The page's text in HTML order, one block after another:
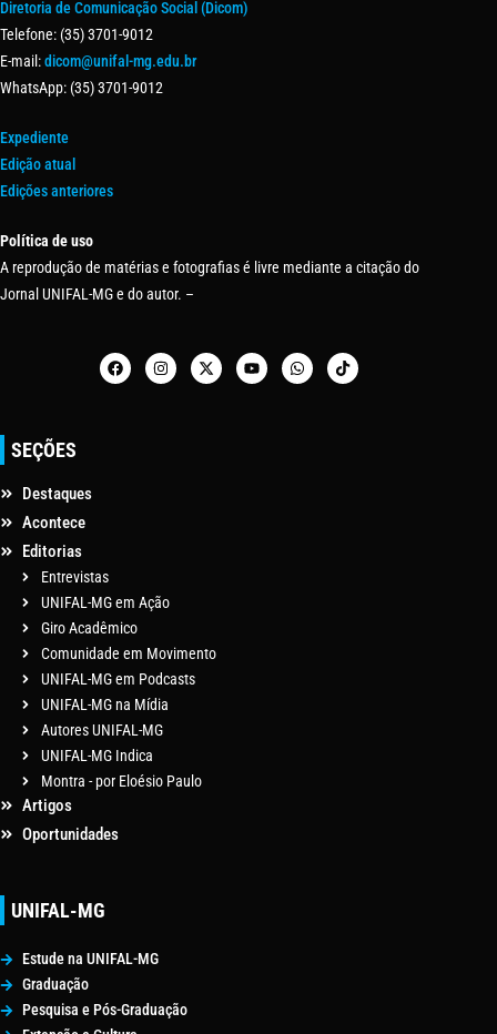
Diretoria de Comunicação Social (Dicom)
Telefone: (35) 3701-9012
E-mail:dicom@unifal-mg.edu.br
WhatsApp: (35) 3701-9012
Expediente
Edição atual
Edições anteriores
Política de uso
A reprodução de matérias e fotografias é livre mediante a citação do
Jornal UNIFAL-MG e do autor. –
SEÇÕES
Destaques
Acontece
Editorias
Entrevistas
UNIFAL-MG em Ação
Giro Acadêmico
Comunidade em Movimento
UNIFAL-MG em Podcasts
UNIFAL-MG na Mídia
Autores UNIFAL-MG
UNIFAL-MG Indica
Montra - por Eloésio Paulo
Artigos
Oportunidades
UNIFAL-MG
Estude na UNIFAL-MG
Graduação
Pesquisa e Pós-Graduação